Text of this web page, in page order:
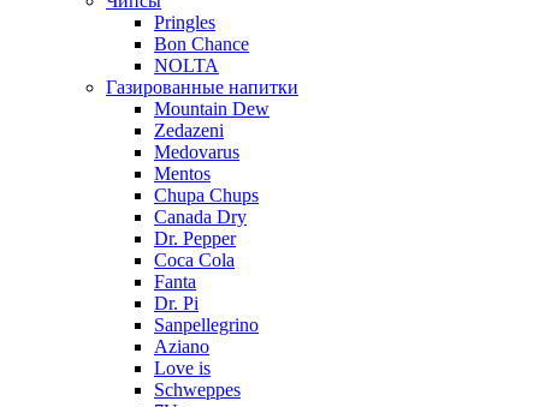
Pringles
Bon Chance
NOLTA
Газированные напитки
Mountain Dew
Zedazeni
Medovarus
Mentos
Chupa Chups
Canada Dry
Dr. Pepper
Coca Cola
Fanta
Dr. Pi
Sanpellegrino
Aziano
Love is
Schweppes